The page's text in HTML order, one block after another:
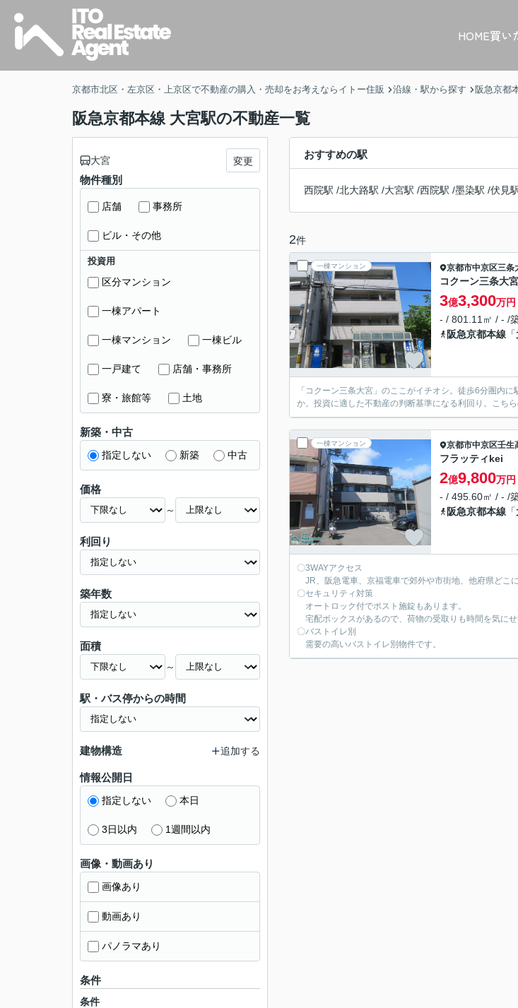
HOME買い
京都市北区・左京区・上京区で不動産の購入・売却をお考えならイトー住販 沿線・駅から探す 阪急京都
阪急京都本線 大宮駅の不動産一覧
おすすめの駅
西院駅 /北大路駅 /大宮駅 /西院駅 /墨染駅 /伏見
2件
一棟マンション 京都市中京区三条
コクーン三条大宮
3億3,300万円
- / 801.11㎡ / - /
阪急京都本線 「
「コクーン三条大宮」のここがイチオシ。徒歩6分圏内
か。投資に適した不動産の判断基準になる利回り。こち
一棟マンション 京都市中京区壬生
フラッティkei
2億9,800万円
- / 495.60㎡ / - /
阪急京都本線 「
〇3WAYアクセス
JR、阪急電車、京福電車で郊外や市街地、他府県どこに
〇セキュリティ対策
オートロック付でポスト施錠もあります。
宅配ボックスがあるので、荷物の受取りも時間を気にせ
〇バストイレ別
需要の高いバストイレ別物件です。
大宮 変更
物件種別
店舗 事務所
ビル・その他
投資用
区分マンション
一棟アパート
一棟マンション 一棟ビル
一戸建て 店舗・事務所
寮・旅館等 土地
新築・中古
指定しない 新築 中古
価格
～
利回り
築年数
面積
～
駅・バス停からの時間
建物構造 追加する
情報公開日
指定しない 本日
3日以内 1週間以内
画像・動画あり
画像あり
動画あり
パノラマあり
条件
条件